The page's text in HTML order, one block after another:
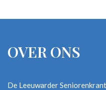
OVER ONS
De Leeuwarder